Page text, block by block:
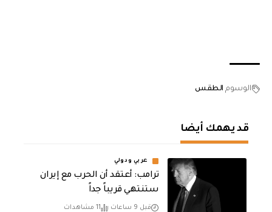
الوسوم الطقس
قد يهمك أيضا
عربي ودولي
‏ترامب: أعتقد أن الحرب مع إيران
ستنتهي قريباً جداً
قبل 9 ساعات 11 مشاهدات